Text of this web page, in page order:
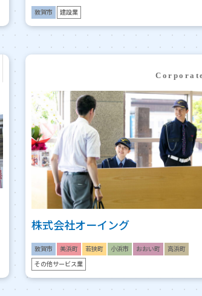
敦賀市 建設業
株式会社オーイング
敦賀市 美浜町 若狭町 小浜市 おおい町 高浜町
その他サービス業